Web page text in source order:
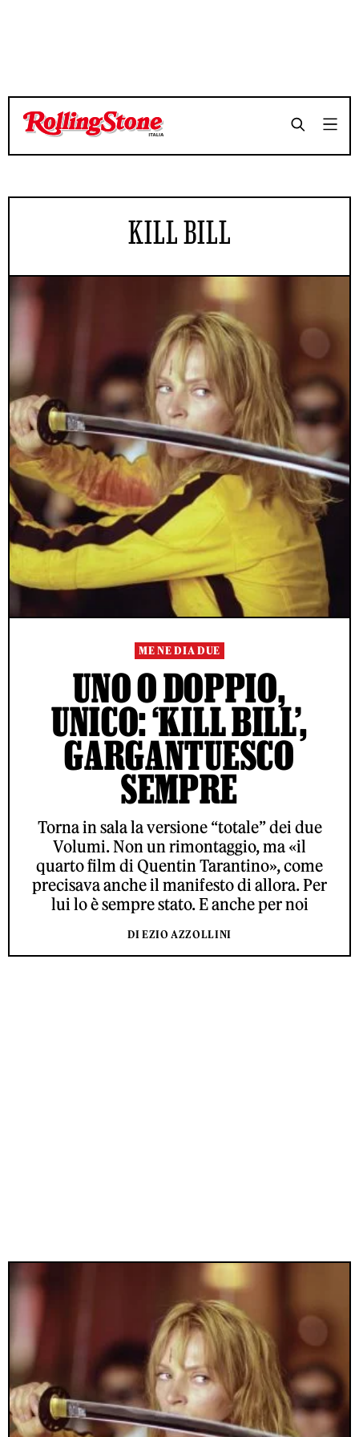
KILL BILL
ME NE DIA DUE
UNO O DOPPIO,
UNICO: ‘KILL BILL’,
GARGANTUESCO
SEMPRE
Torna in sala la versione “totale” dei due
Volumi. Non un rimontaggio, ma «il
quarto film di Quentin Tarantino», come
precisava anche il manifesto di allora. Per
lui lo è sempre stato. E anche per noi
DI EZIO AZZOLLINI